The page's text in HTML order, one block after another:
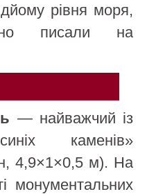
рівня моря,
писали на
— найважчий із
каменів»
4,9×1×0,5 м). На
монументальних